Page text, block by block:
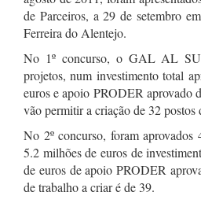
de Parceiros, a 29 de setembro
Ferreira do Alentejo.
No 1º concurso, o GAL AL
projetos, num investimento total
euros e apoio PRODER aprovado
vão permitir a criação de 32 postos
No 2º concurso, foram aprovados
5.2 milhões de euros de
de euros de apoio PRODER
de trabalho a criar é de 39.